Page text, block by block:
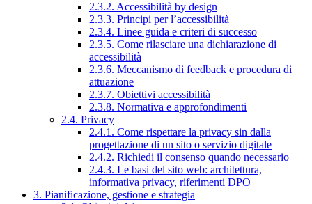
2.3.2. Accessibilità by design
2.3.3. Principi per l’accessibilità
2.3.4. Linee guida e criteri di successo
2.3.5. Come rilasciare una dichiarazione di
accessibilità
2.3.6. Meccanismo di feedback e procedura di
attuazione
2.3.7. Obiettivi accessibilità
2.3.8. Normativa e approfondimenti
2.4. Privacy
2.4.1. Come rispettare la privacy sin dalla
progettazione di un sito o servizio digitale
2.4.2. Richiedi il consenso quando necessario
2.4.3. Le basi del sito web: architettura,
informativa privacy, riferimenti DPO
3. Pianificazione, gestione e strategia